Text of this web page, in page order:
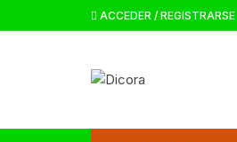
ACCEDER / REGISTRARSE